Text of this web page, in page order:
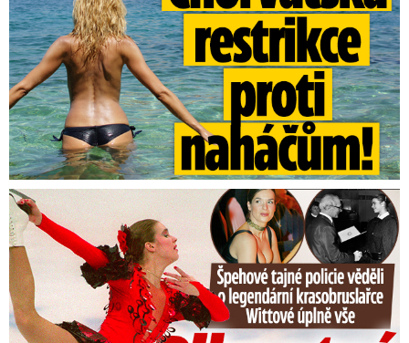
Tajná policie špehovala krasobruslařku Wittovou: Pikantní ...